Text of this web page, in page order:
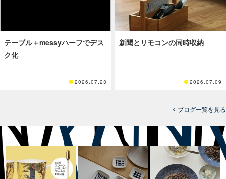
テーブル＋messyハーフでデス
ク化
2026.07.23
新聞とリモコンの同時収納
2026.07.09
ブログ一覧を見る